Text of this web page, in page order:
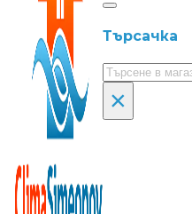
Търсачка
Търсене
×